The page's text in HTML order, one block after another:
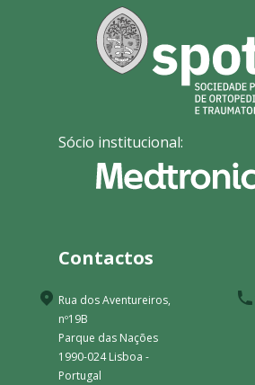
Sócio institucional:
Contactos
Rua dos Aventureiros,
nº19B
Parque das Nações
1990-024 Lisboa -
Portugal